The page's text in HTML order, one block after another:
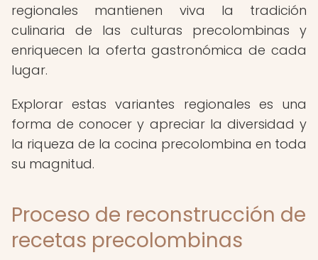
regionales mantienen viva la tradición
culinaria de las culturas precolombinas y
enriquecen la oferta gastronómica de cada
lugar.
Explorar estas variantes regionales es una
forma de conocer y apreciar la diversidad y
la riqueza de la cocina precolombina en toda
su magnitud.
Proceso de reconstrucción de
recetas precolombinas